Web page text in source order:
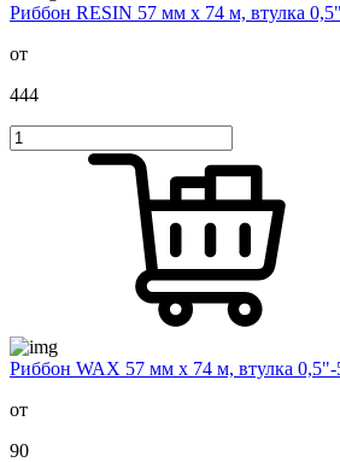
Риббон RESIN 57 мм х 74 м, втулка
от
444
Риббон WAX 57 мм х 74 м, втулка 0,5"-
от
90